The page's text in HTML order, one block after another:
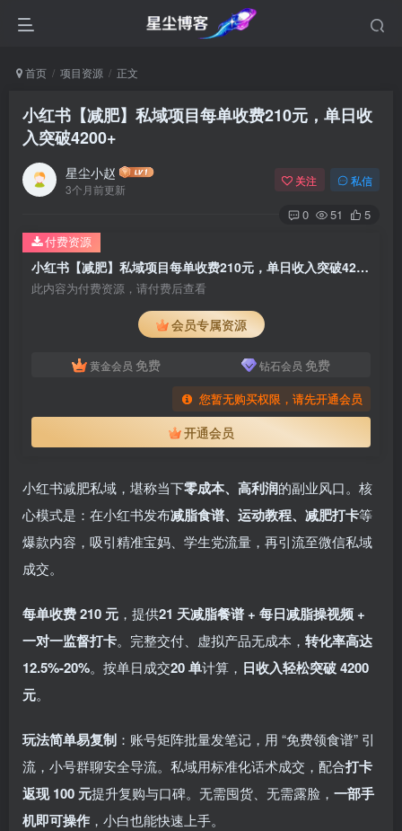
首页 项目资源 正文
小红书【减肥】私域项目每单收费210元，单日收
入突破4200+
星尘小赵
3个月前更新
关注 私信
0 51 5
小红书【减肥】私域项目每单收费210元，单日收入突破4200+
此内容为付费资源，请付费后查看
会员专属资源
黄金会员 免费 钻石会员 免费
您暂无购买权限，请先开通会员
开通会员
付费资源
小红书减肥私域，堪称当下零成本、高利润的副业风口。核
心模式是：在小红书发布减脂食谱、运动教程、减肥打卡等
爆款内容，吸引精准宝妈、学生党流量，再引流至微信私域
成交。
每单收费 210 元 ，提供21 天减脂餐谱 + 每日减脂操视频 +
一对一监督打卡。完整交付、虚拟产品无成本， 转化率高达
12.5%-20%。按单日成交20 单计算， 日收入轻松突破 4200
元。
玩法简单易复制 ：账号矩阵批量发笔记，用 “免费领食谱” 引
流，小号群聊安全导流。私域用标准化话术成交，配合打卡
返现 100 元提升复购与口碑。无需囤货、无需露脸， 一部手
机即可操作 ，小白也能快速上手。